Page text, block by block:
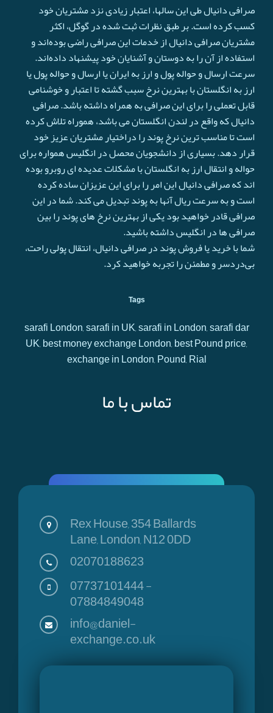
صرافی دانیال طی این سالها، اعتبار زیادی نزد مشتریان خود
کسب کرده است. بر طبق نظرات ثبت شده در گوگل، اکثر
مشتریان صرافی دانیال از خدمات این صرافی راضی بوده‌اند و
استفاده از آن را به دوستان و آشنایان خود پیشنهاد داده‌اند.
سرعت ارسال و حواله پول و ارز به ایران یا ارسال و حواله پول یا
ارز به انگلستان با بهترین نرخ سبب گشته تا اعتبار و خوشنامی
قابل تعملی را برای این صرافی به همراه داشته باشد. صرافی
دانیال که واقع در لندن انگلستان می باشد، هموراه تلاش کرده
است تا مناسب ترین نرخ پوند را دراختیار مشتریان عزیز خود
قرار دهد. بسیاری از دانشجویان محصل در انگلیس همواره برای
حواله و انتقال ارز به انگلستان با مشکلات عدیده ای روبرو بوده
اند که صرافی دانیال این امر را برای این عزیزان ساده کرده
است و به سرعت ريال آنها به پوند تبدیل می کند. شما در این
صرافی قادر خواهید بود یکی از بهترین نرخ های پوند را بین
صرافی ها در انگلیس داشته باشید.
شما با خرید یا فروش پوند در صرافی دانیال، انتقال پولی راحت،
بی‌دردسر و مطمئن را تجربه خواهید کرد.
Tags
sarafi London, sarafi in UK, sarafi in London, sarafi dar
UK, best money exchange London, best Pound price,
exchange in London, Pound, Rial
تماس با ما
Rex House, 354 Ballards
Lane, London, N12 0DD
02070188623
07737101444-
07884849048
info@daniel-
exchange.co.uk